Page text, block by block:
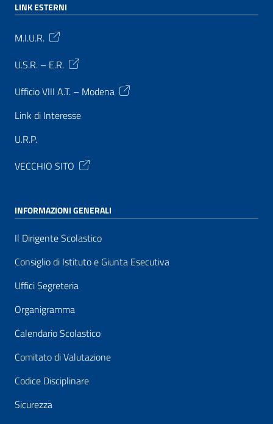
LINK ESTERNI
M.I.U.R.
U.S.R. – E.R.
Ufficio VIII A.T. – Modena
Link di Interesse
U.R.P.
VECCHIO SITO
INFORMAZIONI GENERALI
Il Dirigente Scolastico
Consiglio di Istituto e Giunta Esecutiva
Uffici Segreteria
Organigramma
Calendario Scolastico
Comitato di Valutazione
Codice Disciplinare
Sicurezza